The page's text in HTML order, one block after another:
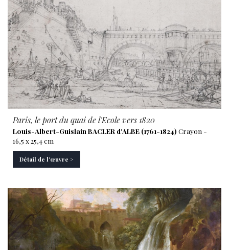
Paris, le port du quai de l'Ecole vers 1820
Louis-Albert-Guislain BACLER d'ALBE (1761-1824) Crayon -
16,5 x 25,4 cm
Détail de l'œuvre >